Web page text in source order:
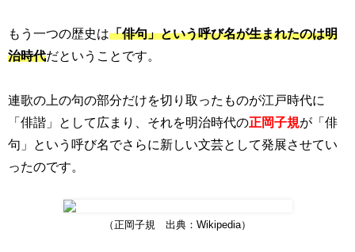
もう一つの歴史は「俳句」という呼び名が生まれたのは明
治時代だということです。
連歌の上の句の部分だけを切り取ったものが江戸時代に
「俳諧」として広まり、それを明治時代の正岡子規が「俳
句」という呼び名でさらに新しい文芸として発展させてい
ったのです。
（正岡子規 出典：Wikipedia）